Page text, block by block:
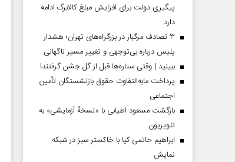
پیگیری دولت برای افزایش مبلغ کالابرگ ادامه
دارد
۳ تصادف مرگبار در بزرگراه‌های تهران؛ هشدار
پلیس درباره بی‌توجهی و تغییر مسیر ناگهانی
ببینید | وقتی ستاره‌ها قبل از گل جشن گرفتند!
پرداخت مابه‌التفاوت حقوق بازنشستگان تأمین
اجتماعی
بازگشت مسعود اطیابی با «نسخهٔ آزمایشی» به
تلویزیون
ابراهیم حاتمی کیا با خاکستر سبز در شبکه
نمایش